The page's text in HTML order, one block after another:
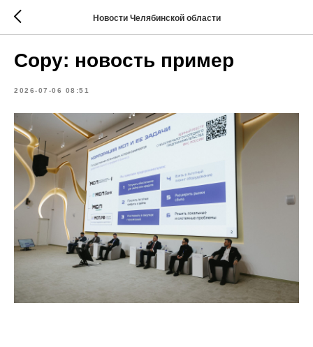
Новости Челябинской области
Copy: новость пример
2026-07-06 08:51